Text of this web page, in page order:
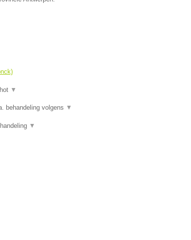
▼
behandeling volgens ▼
▼